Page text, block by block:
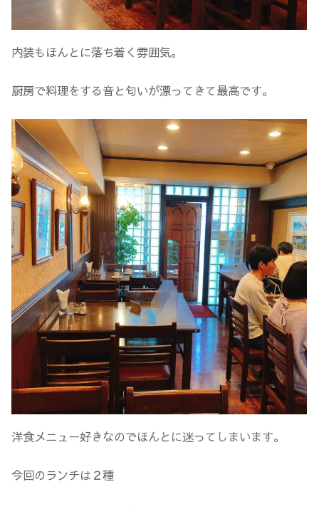
内装もほんとに落ち着く雰囲気。
厨房で料理をする音と匂いが漂ってきて最高です。
洋食メニュー好きなのでほんとに迷ってしまいます。
今回のランチは２種